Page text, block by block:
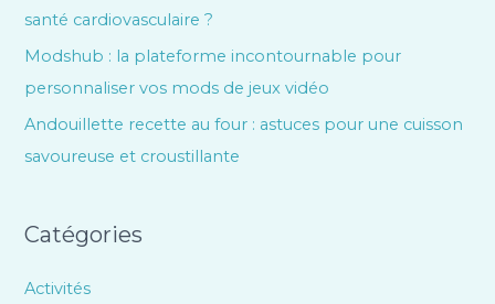
santé cardiovasculaire ?
Modshub : la plateforme incontournable pour
personnaliser vos mods de jeux vidéo
Andouillette recette au four : astuces pour une cuisson
savoureuse et croustillante
Catégories
Activités